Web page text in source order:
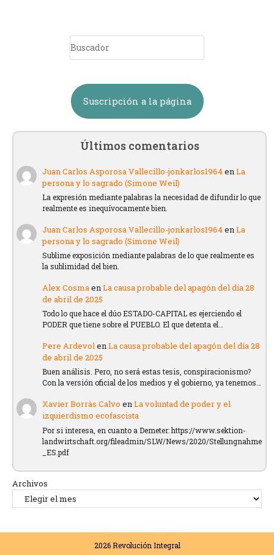
Suscripción a la página
Últimos comentarios
Juan Carlos Asporosa Vallecillo-jonkarlos1964enLa
persona y lo sagrado (Simone Weil)
La expresión mediante palabras la necesidad de difundir lo que
realmente es inequívocamente bien.
Juan Carlos Asporosa Vallecillo-jonkarlos1964enLa
persona y lo sagrado (Simone Weil)
Sublime exposición mediante palabras de lo que realmente es
la sublimidad del bien.
Alex CosmaenLa causa probable del apagón del día 28
de abril de 2025
Todo lo que hace el dúo ESTADO-CAPITAL es ejerciendo el
PODER que tiene sobre el PUEBLO. El que detenta el…
Pere ArdevolenLa causa probable del apagón del día 28
de abril de 2025
Buen análisis. Pero, no será estas tesis, conspiracionismo?
Con la versión oficial de los medios y el gobierno, ya tenemos…
Xavier Borràs Calvo enLa voluntad de poder y el
izquierdismo ecofascista
Por si interesa, en cuanto a Demeter: https://www.sektion-
landwirtschaft.org/fileadmin/SLW/News/2020/Stellungnahme
_ES.pdf
Archivos
2026Revolución Integral